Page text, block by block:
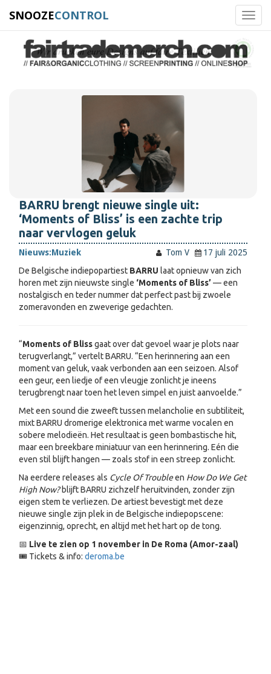
SNOOZECONTROL
BARRU brengt nieuwe single uit:
‘Moments of Bliss’ is een zachte trip
naar vervlogen geluk
Nieuws:Muziek Tom V
17 juli 2025
De Belgische indiepopartiest BARRU laat opnieuw van zich
horen met zijn nieuwste single ‘Moments of Bliss’ — een
nostalgisch en teder nummer dat perfect past bij zwoele
zomeravonden en zweverige gedachten.
“Moments of Blissgaat over dat gevoel waar je plots naar
terugverlangt,” vertelt BARRU. “Een herinnering aan een
moment van geluk, vaak verbonden aan een seizoen. Alsof
een geur, een liedje of een vleugje zonlicht je ineens
terugbrengt naar toen het leven simpel en juist aanvoelde.”
Met een sound die zweeft tussen melancholie en subtiliteit,
mixt BARRU dromerige elektronica met warme vocalen en
sobere melodieën. Het resultaat is geen bombastische hit,
maar een breekbare miniatuur van een herinnering. Eén die
even stil blijft hangen — zoals stof in een streep zonlicht.
Na eerdere releases als Cycle Of Troubleen How Do We Get
High Now?blijft BARRU zichzelf heruitvinden, zonder zijn
eigen stem te verliezen. De artiest bevestigt met deze
nieuwe single zijn plek in de Belgische indiepopscene:
eigenzinnig, oprecht, en altijd met het hart op de tong.
📅 Live te zien op 1 november in De Roma (Amor-zaal)
🎟️ Tickets & info: deroma.be